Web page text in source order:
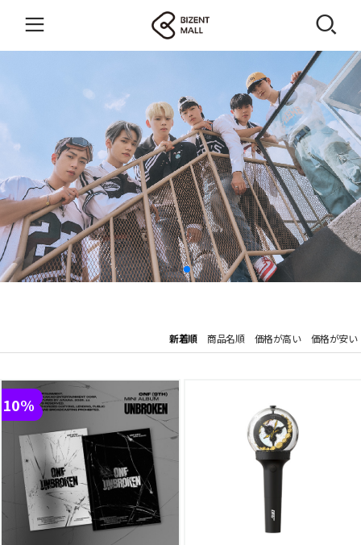
新着順 商品名順 価格が高い 価格が安い
10%